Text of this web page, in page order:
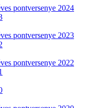
pontversenye 2024
pontversenye 2023
pontversenye 2022